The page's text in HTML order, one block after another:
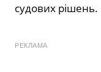
судових рішень.
РЕКЛАМА